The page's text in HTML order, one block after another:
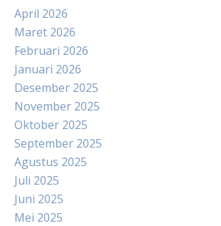
April 2026
Maret 2026
Februari 2026
Januari 2026
Desember 2025
November 2025
Oktober 2025
September 2025
Agustus 2025
Juli 2025
Juni 2025
Mei 2025